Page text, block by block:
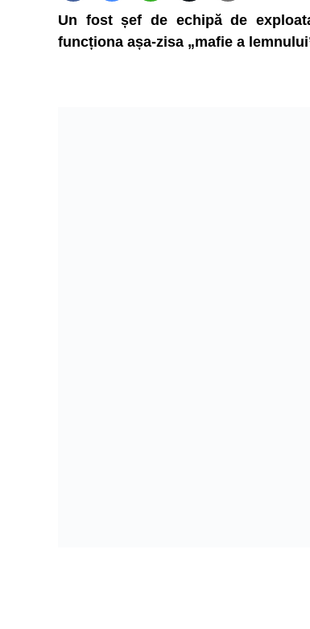
Un fost șef de echipă de
funcționa așa-zisa „mafie a